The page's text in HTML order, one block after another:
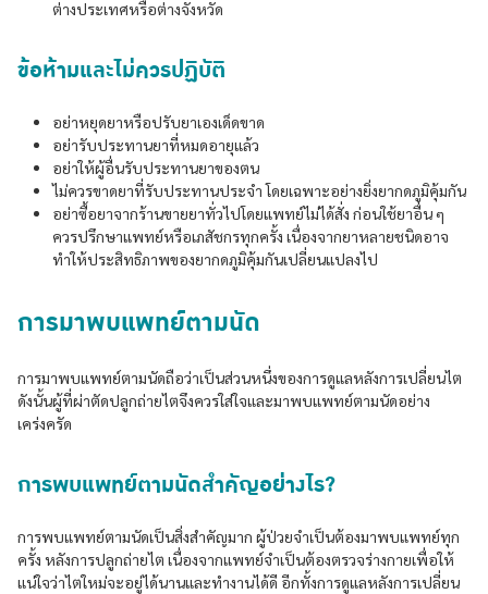
ต่างประเทศหรือต่างจังหวัด
ข้อห้ามและไม่ควรปฏิบัติ
อย่าหยุดยาหรือปรับยาเองเด็ดขาด
อย่ารับประทานยาที่หมดอายุแล้ว
อย่าให้ผู้อื่นรับประทานยาของตน
ไม่ควรขาดยาที่รับประทานประจำ โดยเฉพาะอย่างยิ่งยากดภูมิคุ้มกัน
อย่าซื้อยาจากร้านขายยาทั่วไปโดยแพทย์ไม่ได้สั่ง ก่อนใช้ยาอื่น ๆ
ควรปรึกษาแพทย์หรือเภสัชกรทุกครั้ง เนื่องจากยาหลายชนิดอาจ
ทำให้ประสิทธิภาพของยากดภูมิคุ้มกันเปลี่ยนแปลงไป
การมาพบแพทย์ตามนัด
การมาพบแพทย์ตามนัดถือว่าเป็นส่วนหนึ่งของการดูแลหลังการเปลี่ยนไต
ดังนั้นผู้ที่ผ่าตัดปลูกถ่ายไตจึงควรใส่ใจและมาพบแพทย์ตามนัดอย่าง
เคร่งครัด
การพบแพทย์ตามนัดสำคัญอย่างไร?
การพบแพทย์ตามนัดเป็นสิ่งสำคัญมาก ผู้ป่วยจำเป็นต้องมาพบแพทย์ทุก
ครั้ง หลังการปลูกถ่ายไต เนื่องจากแพทย์จำเป็นต้องตรวจร่างกายเพื่อให้
แน่ใจว่าไตใหม่จะอยู่ได้นานและทำงานได้ดี อีกทั้งการดูแลหลังการเปลี่ยน